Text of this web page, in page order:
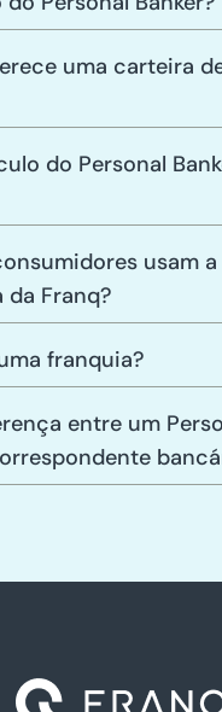
uma carteira
do Personal
usam a
da Franq?
franquia?
entre um